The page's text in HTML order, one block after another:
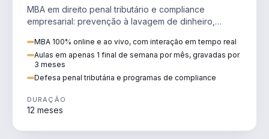
MBA em direito penal tributário e compliance
empresarial: prevenção à lavagem de dinheiro,
MBA 100% online e ao vivo, com interação em tempo real
Aulas em apenas 1 final de semana por mês, gravadas por
3 meses
Defesa penal tributária e programas de compliance
DURAÇÃO
12 meses